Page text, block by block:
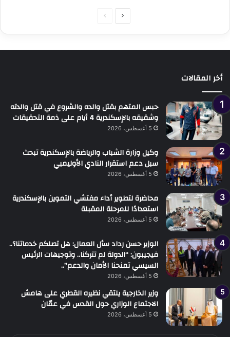
الصفحةالصفحة
أخر المقالات
حبس المتهم بقتل والده والشروع في قتل والدته
وشقيقه بالإسكندرية 4 أيام على ذمة التحقيقات
5 أغسطس، 2026
وكيل وزارة الشباب والرياضة بالإسكندرية تبحث
سبل دعم استقرار النادي الأوليمبي
5 أغسطس، 2026
محاضرة لتطوير أداء مفتشي التموين بالإسكندرية
استعدادًا للمرحلة المقبلة
5 أغسطس، 2026
الوزير حسن رداد سأل العمال: هل تصلكم خدماتنا؟..
فيجيبون: “الدولة لم تتركنا.. وتوجيهات الرئيس
السيسي تمنحنا الأمان والدعم”..
5 أغسطس، 2026
وزير الخارجية يلتقي نظيره القطري على هامش
الاجتماع الوزاري حول القدس في عمّان
5 أغسطس، 2026